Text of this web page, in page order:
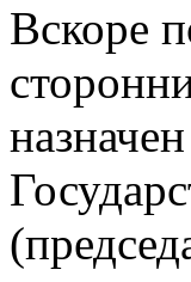
Вскоре